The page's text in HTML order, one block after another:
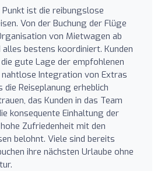
ist die reibungslose
Von der Buchung der Flüge
von Mietwagen ab
bestens koordiniert. Kunden
gute Lage der empfohlenen
Integration von Extras
Reiseplanung erheblich
das Kunden in das Team
konsequente Einhaltung der
Zufriedenheit mit den
belohnt. Viele sind bereits
ihre nächsten Urlaube ohne